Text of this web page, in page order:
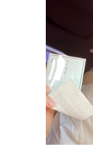
Екологія
Лонгріди
Відео з Youtube